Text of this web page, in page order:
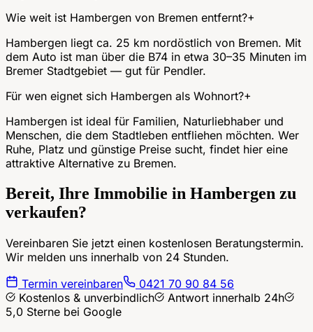
Wie weit ist Hambergen von Bremen entfernt?+
Hambergen liegt ca. 25 km nordöstlich von Bremen. Mit
dem Auto ist man über die B74 in etwa 30–35 Minuten im
Bremer Stadtgebiet — gut für Pendler.
Für wen eignet sich Hambergen als Wohnort?+
Hambergen ist ideal für Familien, Naturliebhaber und
Menschen, die dem Stadtleben entfliehen möchten. Wer
Ruhe, Platz und günstige Preise sucht, findet hier eine
attraktive Alternative zu Bremen.
Bereit, Ihre Immobilie in Hambergen zu
verkaufen?
Vereinbaren Sie jetzt einen kostenlosen Beratungstermin.
Wir melden uns innerhalb von 24 Stunden.
Termin vereinbaren
0421 70 90 84 56
Kostenlos & unverbindlich
Antwort innerhalb 24h
5,0 Sterne bei Google